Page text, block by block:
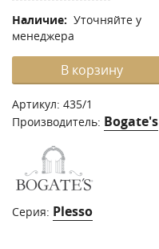
Наличие: Уточняйте у
менеджера
В корзину
Артикул: 435/1
Производитель: Bogate's
Серия: Plesso